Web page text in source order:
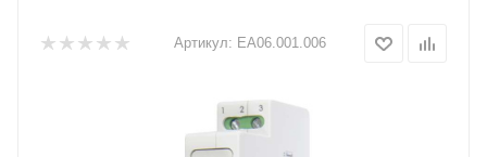
Артикул: EA06.001.006